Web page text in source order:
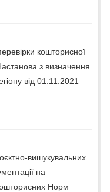
кошторисної
з визначення
від 01.11.2021
вишукувальних
на
Норм